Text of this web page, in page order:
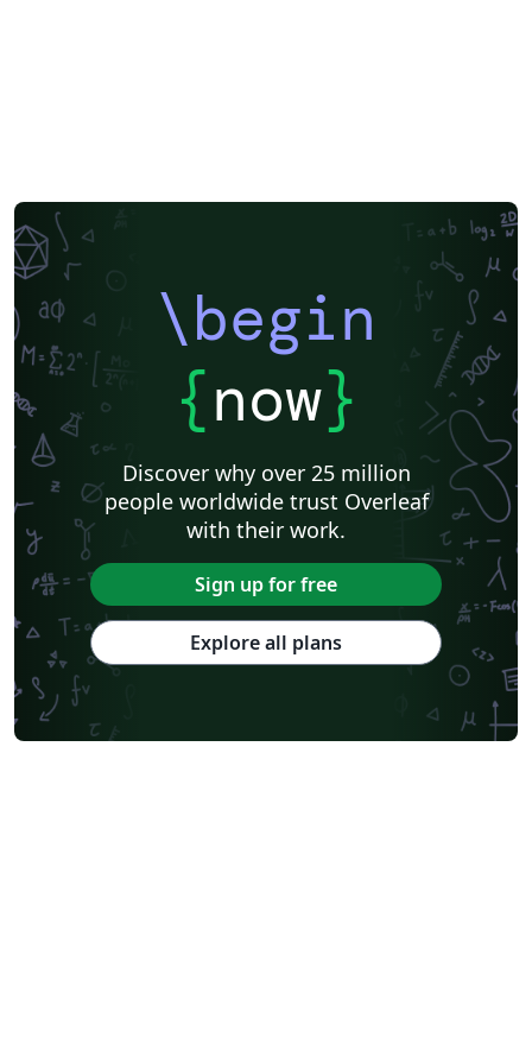
\begin
{now}
Discover why over 25 million
people worldwide trust Overleaf
with their work.
Sign up for free
Explore all plans